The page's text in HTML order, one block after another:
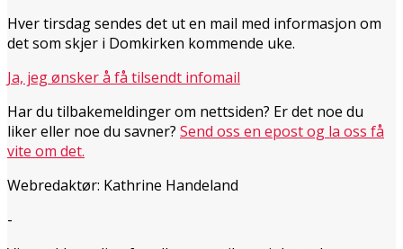
Hver tirsdag sendes det ut en mail med informasjon om
det som skjer i Domkirken kommende uke.
Ja, jeg ønsker å få tilsendt infomail
Har du tilbakemeldinger om nettsiden? Er det noe du
liker eller noe du savner? Send oss en epost og la oss få
vite om det.
Webredaktør: Kathrine Handeland
-